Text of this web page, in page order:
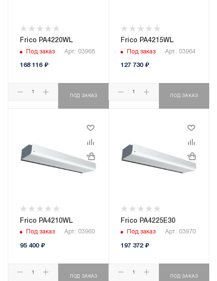
Frico PA4220WL
Под заказ Арт.: 03968
168 116₽
ПОД ЗАКАЗ
Frico PA4215WL
Под заказ Арт.: 03964
127 730₽
ПОД ЗАКАЗ
Frico PA4210WL
Под заказ Арт.: 03960
95 400₽
ПОД ЗАКАЗ
Frico PA4225E30
Под заказ Арт.: 03970
197 372₽
ПОД ЗАКАЗ